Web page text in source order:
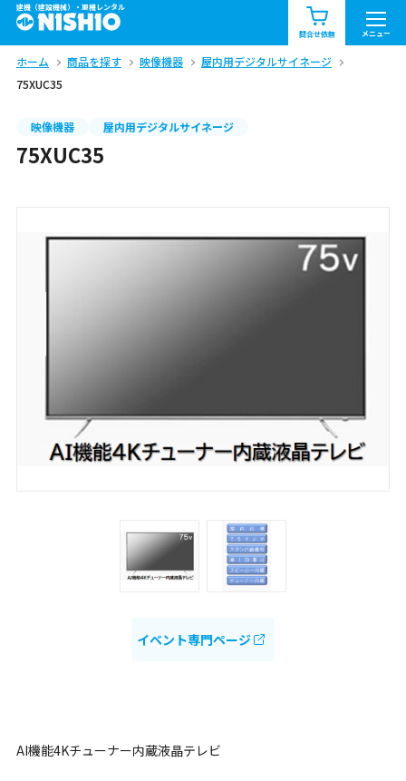
建機（建設機械）・重機レンタル
問合せ依頼 メニュー
商品一覧 お知らせ一覧
問合せ依頼リスト お問合せ
北海道
ホーム 商品を探す 映像機器
屋内用デジタルサイネージ
75XUC35
映像機器 屋内用デジタルサイネージ
75XUC35
イベント専門ページ
AI機能4Kチューナー内蔵液晶テレビ